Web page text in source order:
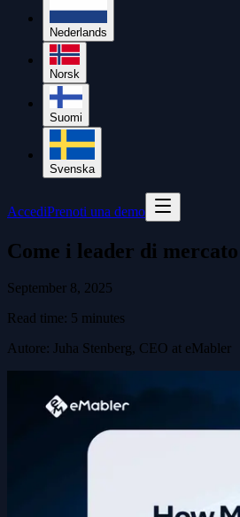
Nederlands
Norsk
Suomi
Svenska
AccediPrenoti una demo
Come i leader di
September 8, 2025
Read time: 5 minutes
Autore: Juha Stenberg, CEO at eMabler